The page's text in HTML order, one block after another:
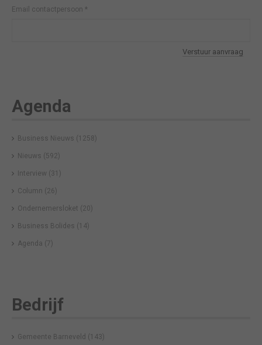
Email contactpersoon *
Verstuur aanvraag
Agenda
Business Nieuws (1258)
Nieuws (592)
Interview (31)
Column (26)
Ondernemersloket (20)
Business Bolides (14)
Agenda (7)
Bedrijf
Gemeente Barneveld (143)